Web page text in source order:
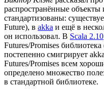
распространённые
стандартизованы:
Future), в akka и ещё в
он использовал. В Scala 2.10
Futures/Promises
постепенно смигрирует
Futures/Promises всем
определено множество
в стандартной библиотеке.